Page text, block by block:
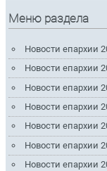
Меню раздела
Новости епархии
Новости епархии
Новости епархии
Новости епархии
Новости епархии
Новости епархии
Новости епархии